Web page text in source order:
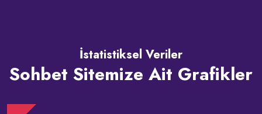
İstatistiksel Veriler
Sohbet Sitemize Ait Grafikler